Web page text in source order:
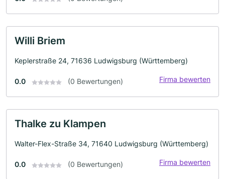
Willi Briem
Keplerstraße 24, 71636 Ludwigsburg (Württemberg)
0.0 (0 Bewertungen) Firma bewerten
Thalke zu Klampen
Walter-Flex-Straße 34, 71640 Ludwigsburg (Württemberg)
0.0 (0 Bewertungen) Firma bewerten